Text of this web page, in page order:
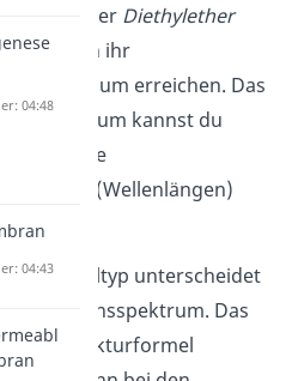
oder Diethylether
Blattgrün ihr
erreichen. Das
kannst du
(Wellenlängen)
Chlorophylltyp unterscheidet
Absorptionsspektrum. Das
der Strukturformel
04:48
04:43